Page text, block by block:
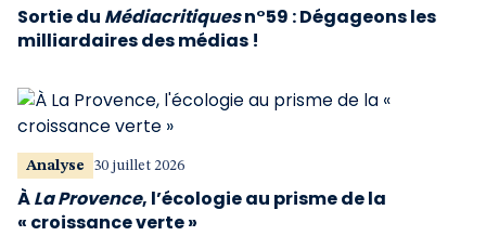
Sortie du Médiacritiquesn°59 : Dégageons les
milliardaires des médias !
Analyse 30 juillet 2026
ÀLa Provence, l’écologie au prisme de la
« croissance verte »